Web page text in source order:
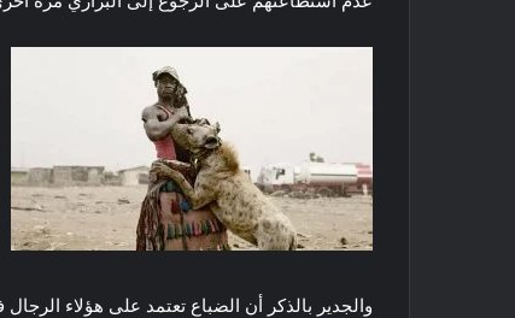
والجدير بالذكر أن الضباع تعتمد على هؤلاء